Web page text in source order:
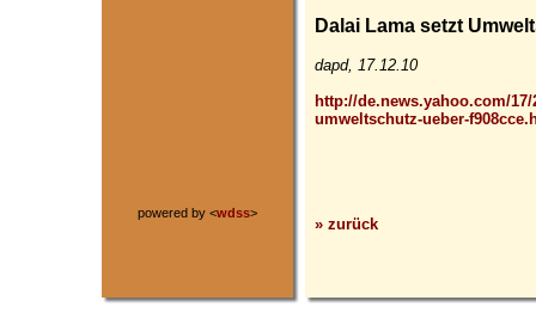
powered by <wdss>
Dalai Lama setzt
dapd, 17.12.10
http://de.news.yahoo.com/17/
umweltschutz-ueber-
» zurück